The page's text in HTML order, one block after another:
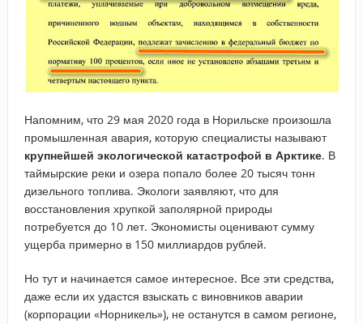
Напомним, что 29 мая 2020 года в Норильске произошла
промышленная авария, которую специалисты называют
крупнейшей экологической катастрофой в Арктике. В
таймырские реки и озера попало более 20 тысяч тонн
дизельного топлива. Экологи заявляют, что для
восстановления хрупкой заполярной природы
потребуется до 10 лет. Экономисты оценивают сумму
ущерба примерно в 150 миллиардов рублей.
Но тут и начинается самое интересное. Все эти средства,
даже если их удастся взыскать с виновников аварии
(корпорации «Норникель»), не останутся в самом регионе,